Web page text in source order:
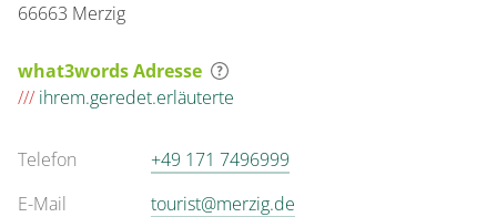
66663 Merzig
what3words Adresse
/// ihrem.geredet.erläuterte
Telefon
+49 171 7496999
E-Mail
tourist@merzig.de